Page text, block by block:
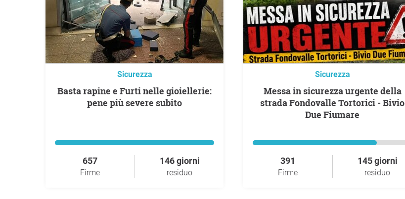
Sicurezza
Basta rapine e Furti nelle gioiellerie:
pene più severe subito
657
Firme
146 giorni
residuo
Sicurezza
Messa in sicurezza urgente della
strada Fondovalle Tortorici - Bivio
Due Fiumare
391
Firme
145 giorni
residuo